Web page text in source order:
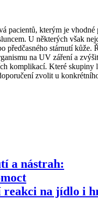
pacientů, kterým je vhodné
U některých však
předčasného stárnutí kůže.
na UV záření a
komplikací. Které skupiny
zvolit u
a nástrah:
reakci na jídlo i